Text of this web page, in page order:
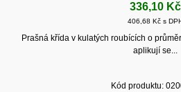
336,10 Kč
406,68 Kč s
Prašná křída v kulatých roubících o
aplikují se...
Kód produktu: